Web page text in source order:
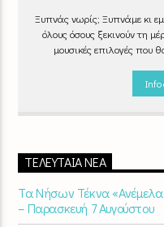
Ξυπνάς νωρίς; Ξυπνάμε κι
όλους όσους ξεκινούν τη
μουσικές επιλογές που
06:00 - 07:00
Info
ΤΕΛΕΥΤΑΊΑ ΝΈΑ
Τα Νήσων Τέκνα
– Παρασκευή 7 Αυγούστου